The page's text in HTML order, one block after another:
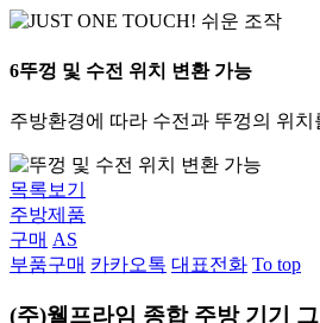
6뚜껑 및 수전 위치 변환 가능
주방환경에 따라 수전과 뚜껑의 위
목록보기
주방제품
구매 AS
부품구매 카카오톡 대표전화 To top
(주)웰프라임 종합 주방 기기